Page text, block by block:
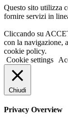
Questo sito utilizza
fornire servizi in
Cliccando su
con la navigazione,
cookie policy.
Cookie settings
Chiudi
Privacy Overview